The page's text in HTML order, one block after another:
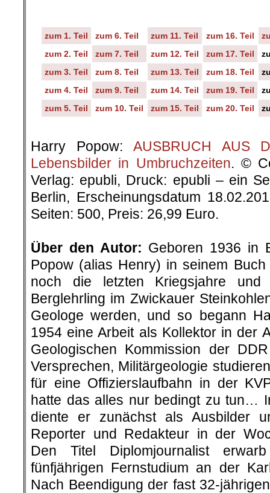
zum 1. Teil zum 6. Teil zum 11. Teil zum 16. Teil
zum 2. Teil
zum 7. Teil zum 12. Teil zum 17. Teil
zum 3. Teil
zum 8. Teil zum 13. Teil zum 18. Teil
zum 4. Teil
zum 9. Teil zum 14. Teil zum 19. Teil
zum 5. Teil
zum 10. Teil zum 15. Teil zum 20. Teil
Harry Popow: AUSBRUCH AUS
Lebensbilder in Umbruchzeiten. ©
Verlag: epubli, Druck: epubli – ein
Berlin, Erscheinungsdatum
Seiten: 500, Preis: 26,99 Euro.
Über den Autor: Geboren 1936 in
Popow (alias Henry) in seinem Buch
noch die letzten Kriegsjahre
Berglehrling im Zwickauer
Geologe werden, und so begann
1954 eine Arbeit als Kollektor in der
Geologischen Kommission der
Versprechen, Militärgeologie
für eine Offizierslaufbahn in der
hatte das alles nur bedingt zu tun…
diente er zunächst als Ausbilder
Reporter und Redakteur in der
Den Titel Diplomjournalist
fünfjährigen Fernstudium an der
Nach Beendigung der fast 32-